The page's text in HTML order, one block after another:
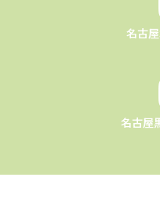
名古
名古屋